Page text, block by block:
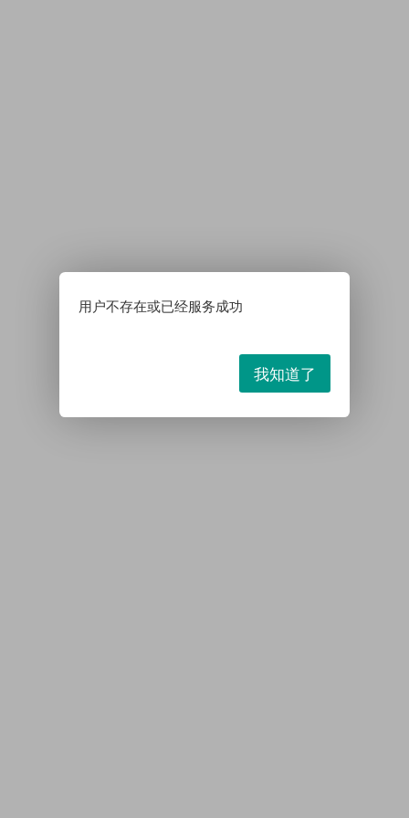
用户不存在或已经服务成功
我知道了